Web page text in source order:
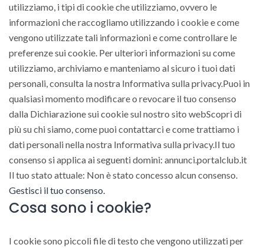
utilizziamo, i tipi di cookie che utilizziamo, ovvero le
informazioni che raccogliamo utilizzando i cookie e come
vengono utilizzate tali informazioni e come controllare le
preferenze sui cookie. Per ulteriori informazioni su come
utilizziamo, archiviamo e manteniamo al sicuro i tuoi dati
personali, consulta la nostra Informativa sulla privacy.Puoi in
qualsiasi momento modificare o revocare il tuo consenso
dalla Dichiarazione sui cookie sul nostro sito webScopri di
più su chi siamo, come puoi contattarci e come trattiamo i
dati personali nella nostra Informativa sulla privacy.Il tuo
consenso si applica ai seguenti domini: annunci.portalclub.it
Il tuo stato attuale: Non è stato concesso alcun consenso.
Gestisci il tuo consenso.
Cosa sono i cookie?
I cookie sono piccoli file di testo che vengono utilizzati per